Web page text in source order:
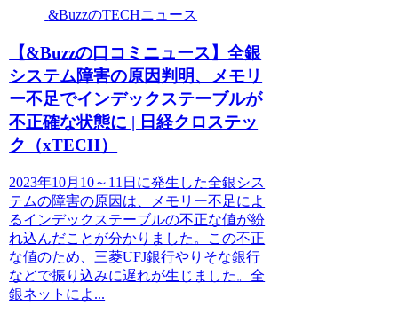
&BuzzのTECHニュース
【&Buzzの口コミニュース】全銀
システム障害の原因判明、メモリ
ー不足でインデックステーブルが
不正確な状態に | 日経クロステッ
ク（xTECH）
2023年10月10～11日に発生した全銀シス
テムの障害の原因は、メモリー不足によ
るインデックステーブルの不正な値が紛
れ込んだことが分かりました。この不正
な値のため、三菱UFJ銀行やりそな銀行
などで振り込みに遅れが生じました。全
銀ネットによ...